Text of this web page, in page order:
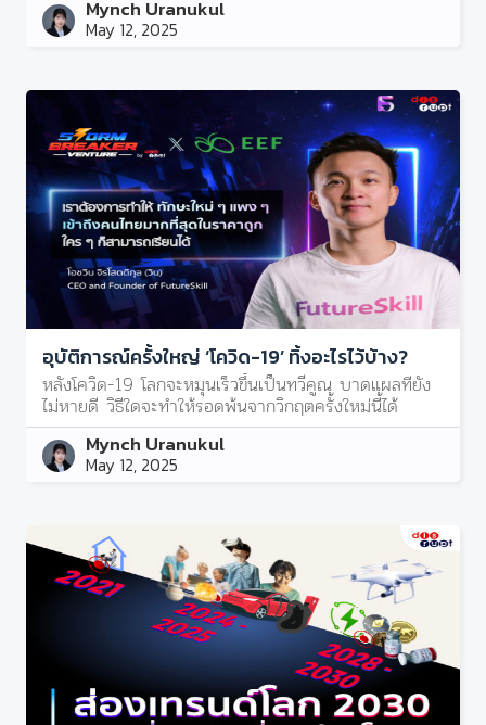
Mynch Uranukul
May 12, 2025
อุบัติการณ์ครั้งใหญ่ ‘โควิด-19’ ทิ้งอะไรไว้บ้าง?
หลังโควิด-19 โลกจะหมุนเร็วขึ้นเป็นทวีคูณ บาดแผลที่ยัง
ไม่หายดี วิธีใดจะทำให้รอดพ้นจากวิกฤตครั้งใหม่นี้ได้
Mynch Uranukul
May 12, 2025